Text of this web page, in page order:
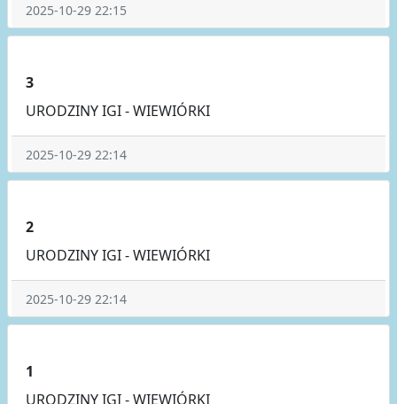
2025-10-29 22:15
3
URODZINY IGI - WIEWIÓRKI
2025-10-29 22:14
2
URODZINY IGI - WIEWIÓRKI
2025-10-29 22:14
1
URODZINY IGI - WIEWIÓRKI